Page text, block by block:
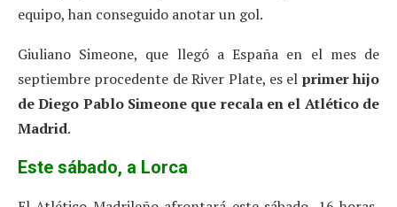
equipo, han conseguido anotar un gol.
Giuliano Simeone, que llegó a España en el mes de
septiembre procedente de River Plate, es el primer hijo
de Diego Pablo Simeone que recala en el Atlético de
Madrid.
Este sábado, a Lorca